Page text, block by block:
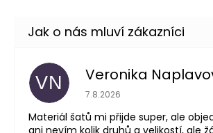
VN Veronika
Hodnocení obchodu je 4 z
7.8.2026
Materiál šatů mi přijde super, ale
ani nevím kolik druhů a velikostí, ale